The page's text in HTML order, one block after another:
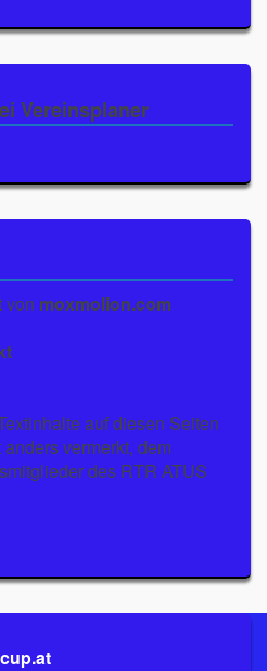
Vereinsplaner
von moxmolion.com
auf diesen Seiten
vermerkt, dem
des RTR ATUS